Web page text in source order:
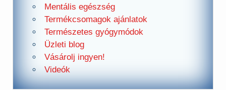
Mentális egészség
Termékcsomagok ajánlatok
Természetes gyógymódok
Üzleti blog
Vásárolj ingyen!
Videók